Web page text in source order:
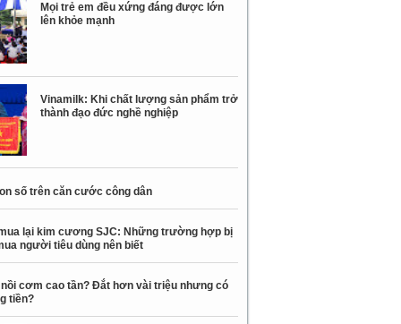
Mọi trẻ em đều xứng đáng được lớn
lên khỏe mạnh
Vinamilk: Khi chất lượng sản phẩm trở
thành đạo đức nghề nghiệp
số trên căn cước công dân
lại kim cương SJC: Những trường hợp bị
người tiêu dùng nên biết
nồi cơm cao tần? Đắt hơn vài triệu nhưng có
tiền?